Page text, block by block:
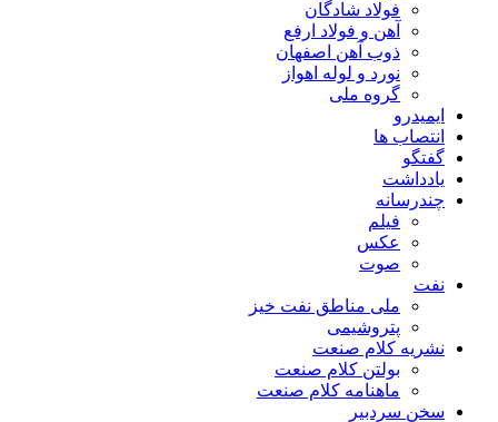
فولاد شادگان
آهن و فولاد ارفع
ذوب آهن اصفهان
نورد و لوله اهواز
گروه ملی
ایمیدرو
انتصاب ها
گفتگو
یادداشت
چندرسانه
فیلم
عکس
صوت
نفت
ملی مناطق نفت خیز
پتروشیمی
نشریه کلام صنعت
بولتن کلام صنعت
ماهنامه کلام صنعت
سخن سردبیر